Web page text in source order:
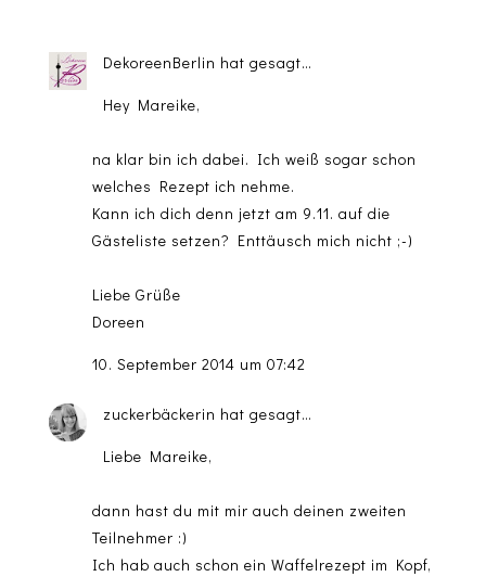
DekoreenBerlin hat gesagt…
Hey Mareike,
na klar bin ich dabei. Ich weiß sogar schon
welches Rezept ich nehme.
Kann ich dich denn jetzt am 9.11. auf die
Gästeliste setzen? Enttäusch mich nicht ;-)
Liebe Grüße
Doreen
10. September 2014 um 07:42
zuckerbäckerin hat gesagt…
Liebe Mareike,
dann hast du mit mir auch deinen zweiten
Teilnehmer :)
Ich hab auch schon ein Waffelrezept im Kopf,